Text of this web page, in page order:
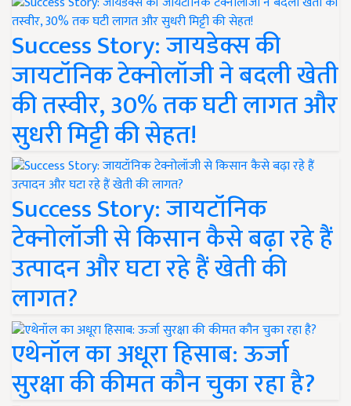
Success Story: जायडेक्स की
जायटॉनिक टेक्नोलॉजी ने बदली खेती
की तस्वीर, 30% तक घटी लागत और
सुधरी मिट्टी की सेहत!
Success Story: जायटॉनिक
टेक्नोलॉजी से किसान कैसे बढ़ा रहे हैं
उत्पादन और घटा रहे हैं खेती की
लागत?
एथेनॉल का अधूरा हिसाब: ऊर्जा
सुरक्षा की कीमत कौन चुका रहा है?